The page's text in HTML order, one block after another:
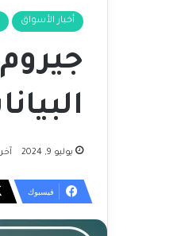
أخبار الأسواق
يوليو 9, 2024 آخر
فيسبوك